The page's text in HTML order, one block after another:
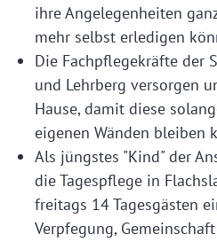
ihre Angelegenheiten
mehr selbst erledigen
Die Fachpflegekräfte der
und Lehrberg versorgen
Hause, damit diese
eigenen Wänden bleiben
Als jüngstes "Kind" der
die Tagespflege in
freitags 14 Tagesgästen
Verpfegung,